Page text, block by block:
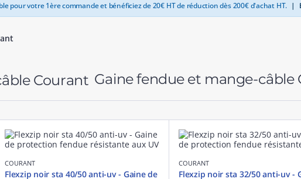
pour votre 1ère commande et bénéficiez de 20€ HT de réduction dès 200€ d'achat HT. |
Gaine fendue et mange-câble
COURANT
Flexzip noir sta 40/50 anti-uv - Gaine de
COURANT
Flexzip noir sta 32/50 anti-uv -